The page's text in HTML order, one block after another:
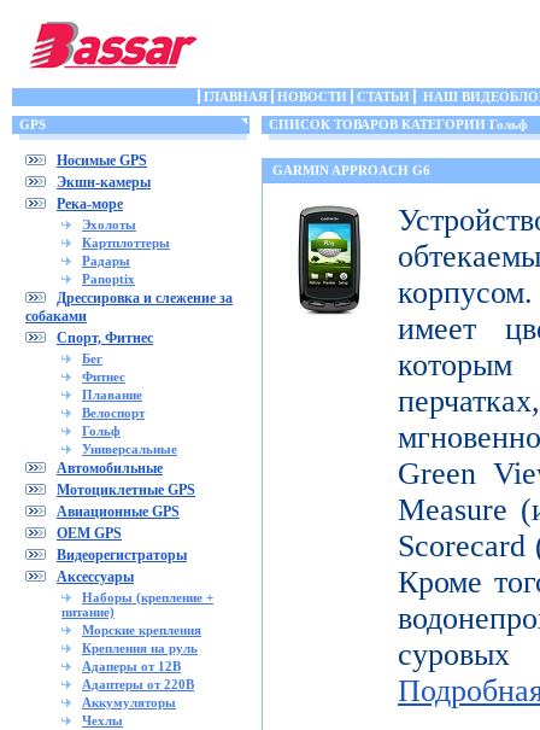
ГЛАВНАЯ НОВОСТИ СТАТЬИ
НАШ
GPS
Носимые GPS
Экшн-камеры
Река-море
Эхолоты
Картплоттеры
Радары
Panoptix
Дрессировка и слежение за
собаками
Спорт, Фитнес
Бег
Фитнес
Плавание
Велоспорт
Гольф
Универсальные
Автомобильные
Мотоциклетные GPS
Авиационные GPS
OEM GPS
Видеорегистраторы
Аксессуары
Наборы (крепление +
питание)
Морские крепления
Крепления на руль
Адаперы от 12В
Адаптеры от 220В
Аккумуляторы
Чехлы
СПИСОК ТОВАРОВ КАТЕГОРИИ Гольф
GARMIN APPROACH G6
имеет
Green
Measure
Scorecard
Кроме